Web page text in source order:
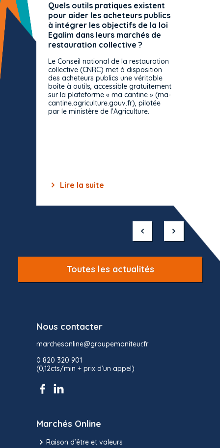
Quels outils pratiques existent
pour aider les acheteurs publics
à intégrer les objectifs de la loi
Egalim dans leurs marchés de
restauration collective ?
Le Conseil national de la restauration
collective (CNRC) met à disposition
des acheteurs publics une véritable
boîte à outils, accessible gratuitement
sur la plateforme « ma cantine » (ma-
cantine.agriculture.gouv.fr), pilotée
par le ministère de l'Agriculture.
Lire la suite
Toutes les actualités
Nous contacter
marchesonline@groupemoniteur.fr
0 820 320 901
(0,12cts/min + prix d’un appel)
Marchés Online
Raison d’être et valeurs